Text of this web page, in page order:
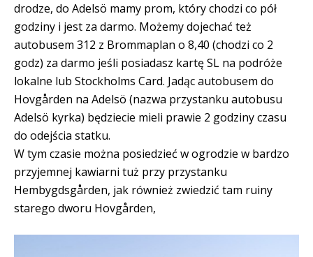
drodze, do Adelsö mamy prom, który chodzi co pół
godziny i jest za darmo. Możemy dojechać też
autobusem 312 z Brommaplan o 8,40 (chodzi co 2
godz) za darmo jeśli posiadasz kartę SL na podróże
lokalne lub Stockholms Card. Jadąc autobusem do
Hovgården na Adelsö (nazwa przystanku autobusu
Adelsö kyrka) będziecie mieli prawie 2 godziny czasu
do odejścia statku.
W tym czasie można posiedzieć w ogrodzie w bardzo
przyjemnej kawiarni tuż przy przystanku
Hembygdsgården, jak również zwiedzić tam ruiny
starego dworu Hovgården,